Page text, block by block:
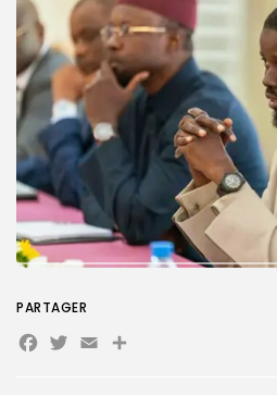
Search
PARTAGER
Facebook
Twitter
EmailPartager